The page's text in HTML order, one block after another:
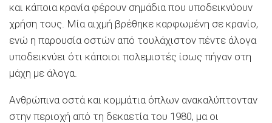
και κάποια κρανία φέρουν σημάδια που υποδεικνύουν
χρήση τους. Μία αιχμή βρέθηκε καρφωμένη σε κρανίο,
ενώ η παρουσία οστών από τουλάχιστον πέντε άλογα
υποδεικνύει ότι κάποιοι πολεμιστές ίσως πήγαν στη
μάχη με άλογα.
Ανθρώπινα οστά και κομμάτια όπλων ανακαλύπτονταν
στην περιοχή από τη δεκαετία του 1980, μα οι